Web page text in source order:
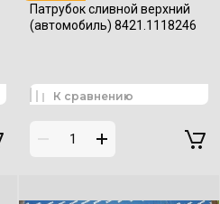
Патрубок сливной верхний
(автомобиль) 8421.1118246
К сравнению